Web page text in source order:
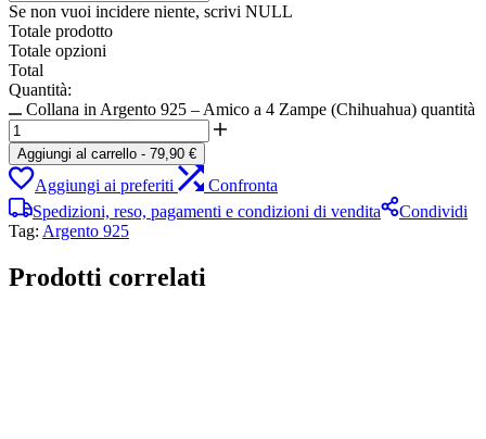
Se non vuoi incidere niente, scrivi NULL
Totale prodotto
Totale opzioni
Total
Quantità:
Collana in Argento 925 – Amico a 4 Zampe (Chihuahua) quantità
Aggiungi al carrello - 79,90 €
Aggiungi ai preferiti
Confronta
Spedizioni, reso, pagamenti e condizioni di vendita
Condividi
Tag: Argento 925
Prodotti correlati